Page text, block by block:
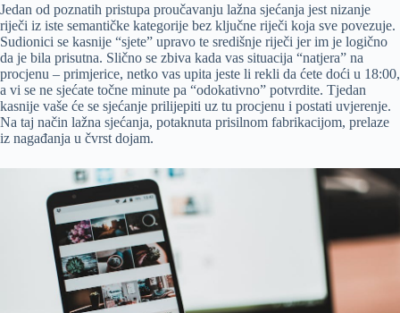
Jedan od poznatih pristupa proučavanju lažna sjećanja jest nizanje
riječi iz iste semantičke kategorije bez ključne riječi koja sve povezuje.
Sudionici se kasnije “sjete” upravo te središnje riječi jer im je logično
da je bila prisutna. Slično se zbiva kada vas situacija “natjera” na
procjenu – primjerice, netko vas upita jeste li rekli da ćete doći u 18:00,
a vi se ne sjećate točne minute pa “odokativno” potvrdite. Tjedan
kasnije vaše će se sjećanje prilijepiti uz tu procjenu i postati uvjerenje.
Na taj način lažna sjećanja, potaknuta prisilnom fabrikacijom, prelaze
iz nagađanja u čvrst dojam.